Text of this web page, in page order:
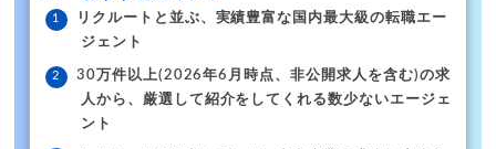
リクルートと並ぶ、実績豊富な国内最大級の転職エー
ジェント
30万件以上(2026年6月時点、非公開求人を含む)の求
人から、厳選して紹介をしてくれる数少ないエージェ
ント